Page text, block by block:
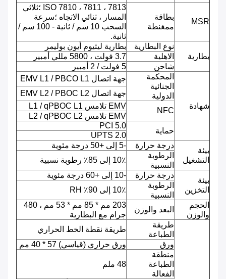
MSR
بطاقة
ممغنطة
ISO 7810 ، 7811 ، 7813 ؛ثلاثي
المسار ، ثنائي الاتجاه ؛سرعة
السحب 10 سم / ثانية - 100 سم /
ثانية.
بطارية
نوع البطارية
بطارية ليثيوم أيون بوليمر
الاهلية
3.7 فولت ، 5800 مللي أمبير
شاحن
5 فولت / 2 أمبير
شهادة
المحكمة
الجنائية
الدولية
جهة اتصال EMV L1 / PBCO L1
جهة اتصال EMV L2 / PBOC L2
NFC
EMV تلامس L1 / qPBOC L1
EMV تلامس L2 / qPBOC L2
حماية
PCI 5.0
UPTS 2.0
بيئة
التشغيل
درجة حرارة
-5 إلى +50 درجة مئوية
الرطوبة
النسبية
10٪ إلى 85٪ رطوبة نسبية
بيئة
التخزين
درجة حرارة
-10 إلى +60 درجة مئوية
الرطوبة
النسبية
10٪ إلى 90٪ RH
الحجم
والوزن
البعد والوزن
203 مم * 85 مم * 53 مم ، 480
جرام مع البطارية
طريقة
الطباعة
طريقة نقطة الخط الحراري
ورق
ورق حراري (قياسي) 57 * 40 مم
منطقة
الطباعة
الفعالة
48 ملم